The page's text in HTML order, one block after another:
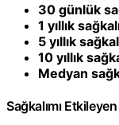
30 günlük
1 yıllık
5 yıllık
10 yıllık
Medyan
Sağkalımı